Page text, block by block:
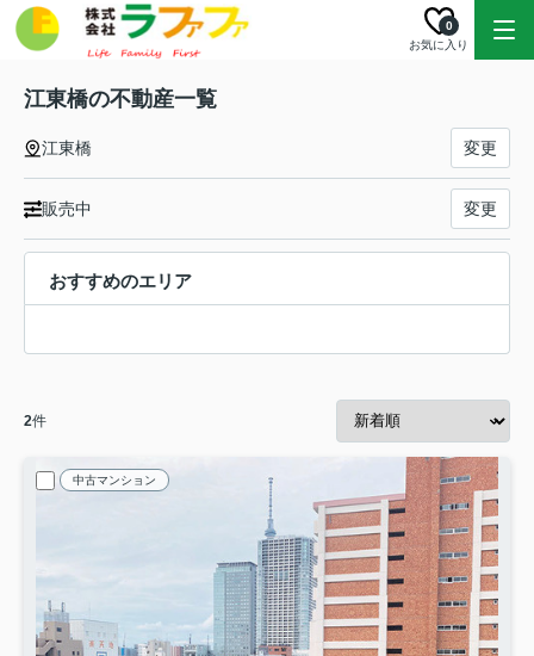
お気に入り
0
江東橋の不動産一覧
江東橋 変更
販売中 変更
おすすめのエリア
2件
中古マンション